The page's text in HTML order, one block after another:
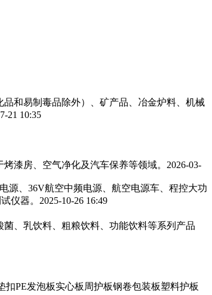
和易制毒品除外）、矿产品、冶金炉料、机械
21 10:35
漆房、空气净化及汽车保养等领域。‌‌ 2026-03-
源、36V航空中频电源、航空电源车、程控大功
仪器。 2025-10-26 16:49
、乳饮料、粗粮饮料、功能饮料等系列产品
PE发泡板实心板周护板钢卷包装板塑料护板